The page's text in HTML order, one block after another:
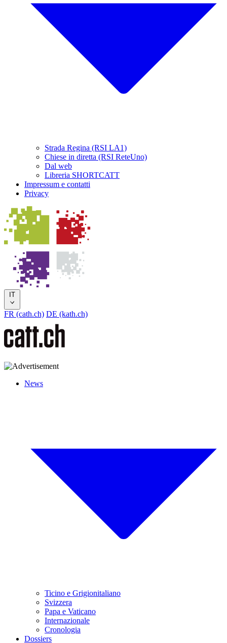
Strada Regina (RSI LA1)
Chiese in diretta (RSI ReteUno)
Dal web
Libreria SHORTCATT
Impressum e contatti
Privacy
IT
FR (cath.ch) DE (kath.ch)
News
Ticino e Grigionitaliano
Svizzera
Papa e Vaticano
Internazionale
Cronologia
Dossiers